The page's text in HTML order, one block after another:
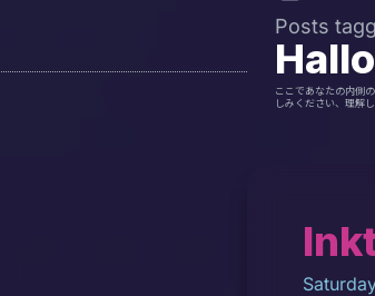
Posts
ここであなたの内側
しみください、理解